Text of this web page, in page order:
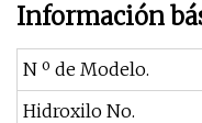
Información
N º de Modelo.
Hidroxilo No.